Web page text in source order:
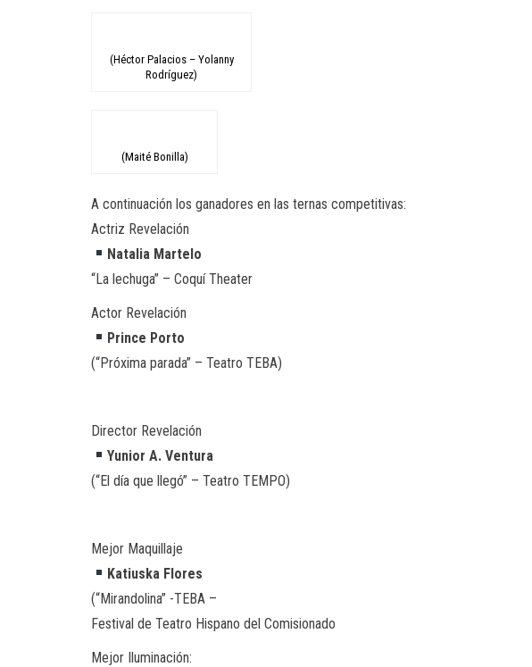
(Héctor Palacios – Yolanny
Rodríguez)
(Maité Bonilla)
A continuación los ganadores en las ternas competitivas:
Actriz Revelación
Natalia Martelo
“La lechuga” – Coquí Theater
Actor Revelación
Prince Porto
(“Próxima parada” – Teatro TEBA)
Director Revelación
Yunior A. Ventura
(“El día que llegó” – Teatro TEMPO)
Mejor Maquillaje
Katiuska Flores
(“Mirandolina” -TEBA –
Festival de Teatro Hispano del Comisionado
Mejor Iluminación: